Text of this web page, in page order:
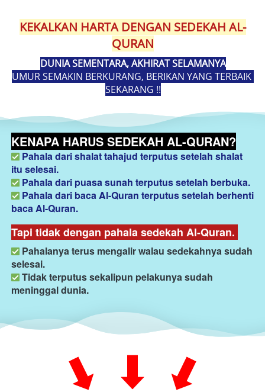
KEKALKAN HARTA DENGAN SEDEKAH AL-
QURAN
DUNIA SEMENTARA, AKHIRAT SELAMANYA
UMUR SEMAKIN BERKURANG, BERIKAN YANG TERBAIK
SEKARANG !!
KENAPA HARUS SEDEKAH AL-QURAN?
Pahala dari shalat tahajud terputus setelah shalat
itu selesai.
Pahala dari puasa sunah terputus setelah berbuka.
Pahala dari baca Al-Quran terputus setelah berhenti
baca Al-Quran.
Tapi tidak dengan pahala sedekah Al-Quran.
Pahalanya terus mengalir walau sedekahnya sudah
selesai.
Tidak terputus sekalipun pelakunya sudah
meninggal dunia.